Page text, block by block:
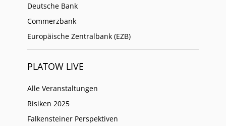
Deutsche Bank
Commerzbank
Europäische Zentralbank (EZB)
PLATOW LIVE
Alle Veranstaltungen
Risiken 2025
Falkensteiner Perspektiven